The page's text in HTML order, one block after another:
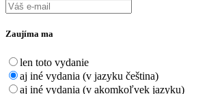
Zaujíma ma
len toto vydanie
aj iné vydania (v jazyku čeština)
aj iné vydania (v akomkoľvek jazyku)